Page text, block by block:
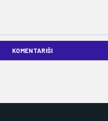
KOMENTARIŠI